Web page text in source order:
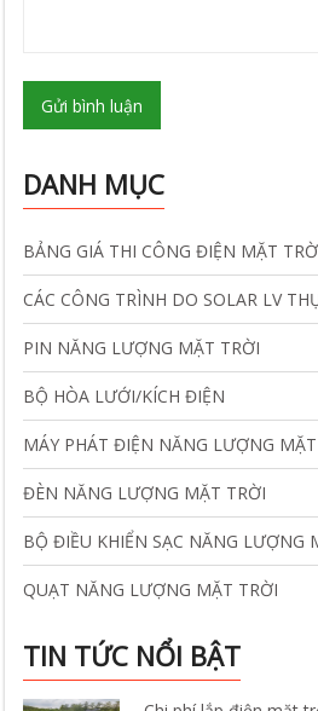
Gửi bình luận
DANH MỤC
BẢNG GIÁ THI CÔNG ĐIỆN MẶT
CÁC CÔNG TRÌNH DO SOLAR LV
PIN NĂNG LƯỢNG MẶT TRỜI
BỘ HÒA LƯỚI/KÍCH ĐIỆN
MÁY PHÁT ĐIỆN NĂNG LƯỢNG
ĐÈN NĂNG LƯỢNG MẶT TRỜI
BỘ ĐIỀU KHIỂN SẠC NĂNG LƯỢNG
QUẠT NĂNG LƯỢNG MẶT TRỜI
TIN TỨC NỔI BẬT